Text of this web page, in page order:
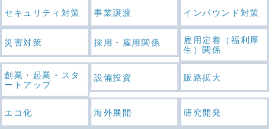
セキュリティ対策 事業譲渡 インバウンド対策
災害対策 採用・雇用関係
雇用定着（福利厚
生）関係
創業・起業・スタ
ートアップ
設備投資 販路拡大
エコ化 海外展開 研究開発